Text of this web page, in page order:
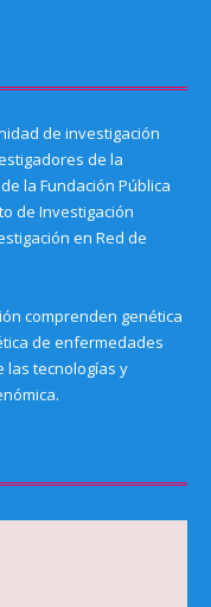
de investigación
de la
la Fundación Pública
de Investigación
en Red de
comprenden genética
de enfermedades
las tecnologías y